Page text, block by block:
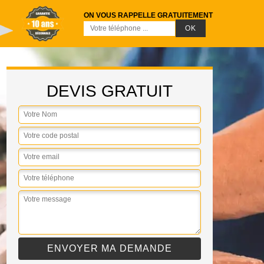
ON VOUS RAPPELLE GRATUITEMENT
DEVIS GRATUIT